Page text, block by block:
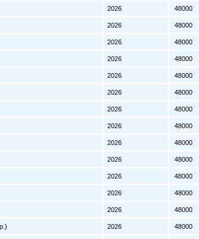
2026 48000
2026 48000
2026 48000
2026 48000
2026 48000
2026 48000
2026 48000
2026 48000
2026 48000
2026 48000
2026 48000
2026 48000
2026 48000
2026 48000